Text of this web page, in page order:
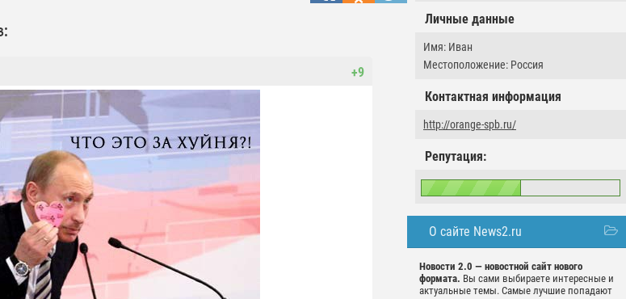
Личные данные
Имя: Иван
Местоположение: Россия
Контактная информация
http://orange-spb.ru/
Репутация:
О сайте News2.ru
Новости 2.0 — новостной сайт нового
формата. Вы сами выбираете интересные и
актуальные темы. Самые лучшие попадают
+9